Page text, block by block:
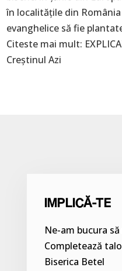
în localitățile din
evanghelice să fie
Citeste mai mult:
Creştinul Azi
IMPLICĂ-TE
Ne-am bucura
Completează
Biserica Betel